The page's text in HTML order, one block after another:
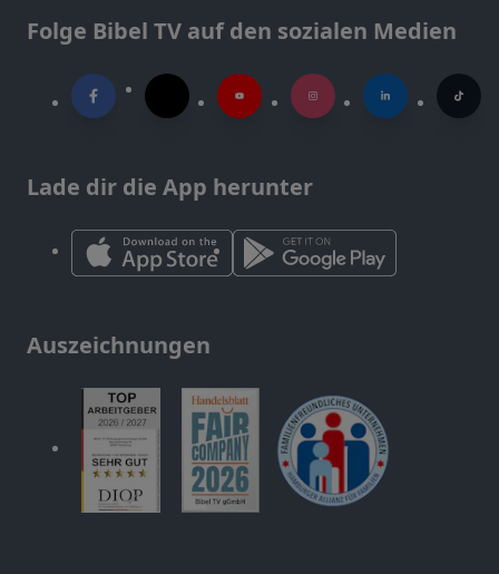
Folge Bibel TV auf den sozialen Medien
Lade dir die App herunter
Auszeichnungen